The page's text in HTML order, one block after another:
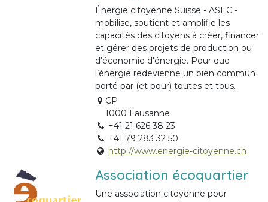
Énergie citoyenne Suisse - ASEC -
mobilise, soutient et amplifie les
capacités des citoyens à créer, financer
et gérer des projets de production ou
d'économie d'énergie. Pour que
l’énergie redevienne un bien commun
porté par (et pour) toutes et tous.
CP
1000 Lausanne
+41 21 626 38 23
+41 79 283 32 50
http://www.energie-citoyenne.ch
Association écoquartier
Une association citoyenne pour